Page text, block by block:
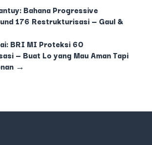
Bahana Progressive
176 Restrukturisasi — Gaul &
BRI MI Proteksi 60
— Buat Lo yang Mau Aman Tapi
→